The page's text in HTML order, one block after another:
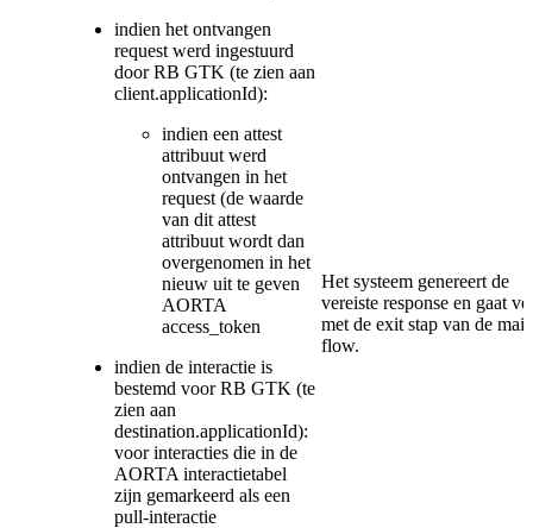
indien het ontvangen
request werd ingestuurd
door RB GTK (te zien aan
client.applicationId):
indien een attest
attribuut werd
ontvangen in het
request (de waarde
van dit attest
attribuut wordt dan
overgenomen in het
nieuw uit te geven
AORTA
access_token
indien de interactie is
bestemd voor RB GTK (te
zien aan
destination.applicationId):
voor interacties die in de
AORTA interactietabel
zijn gemarkeerd als een
pull-interactie
Het systeem genereert de
vereiste response en gaat
met de exit stap van de main
flow.